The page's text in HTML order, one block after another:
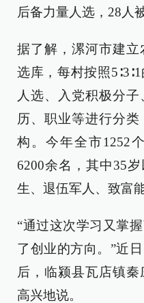
后备力量人选，28人
据了解，漯河市建立
选库，每村按照
人选、入党积极分
历、职业等进行分
构。今年全市1252
6200余名，其中35
生、退伍军人、致富
“通过这次学习又掌
了创业的方向。”近
后，临颍县瓦店镇
高兴地说。